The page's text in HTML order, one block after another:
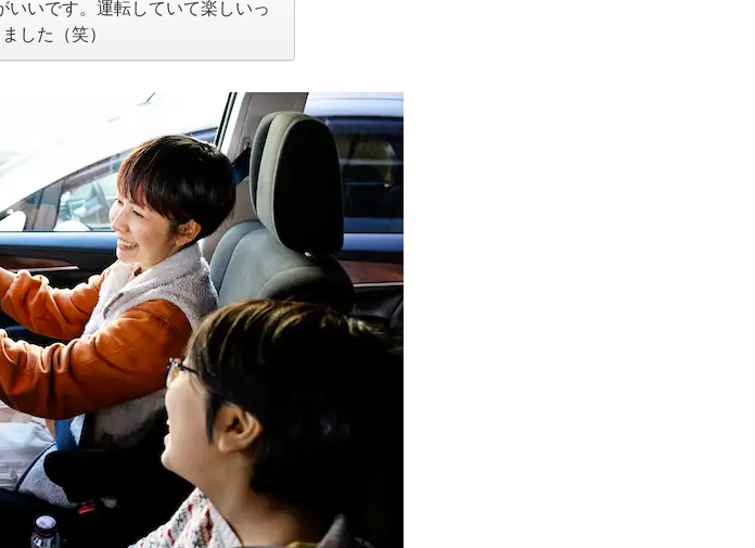
いです。運転していて楽しいっ
した（笑）